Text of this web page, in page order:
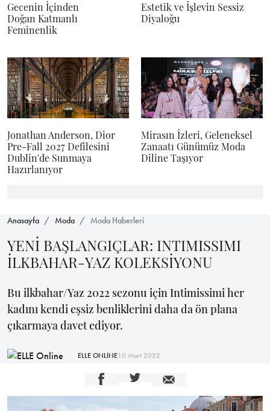
Gecenin İçinden
Doğan Katmanlı
Feminenlik
Estetik ve İşlevin Sessiz
Diyaloğu
Jonathan Anderson, Dior
Pre-Fall 2027 Defilesini
Dublin'de Sunmaya
Hazırlanıyor
Mirasın İzleri, Geleneksel
Zanaatı Günümüz Moda
Diline Taşıyor
Anasayfa Moda Moda Haberleri
YENİ BAŞLANGIÇLAR: INTIMISSIMI
İLKBAHAR-YAZ KOLEKSİYONU
Bu ilkbahar/Yaz 2022 sezonu için Intimissimi her
kadını kendi eşsiz benliklerini daha da ön plana
çıkarmaya davet ediyor.
ELLE ONLİNE10 Mart 2022